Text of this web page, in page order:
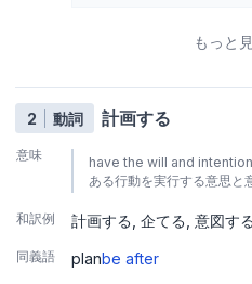
もっと
2 動詞 計画する
意味
have the will and
ある行動を実行する意思と
和訳例 計画する 企てる 意図する
同義語 planbe after